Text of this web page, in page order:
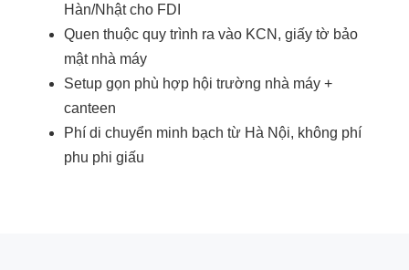
Hàn/Nhật cho FDI
Quen thuộc quy trình ra vào KCN, giấy tờ bảo
mật nhà máy
Setup gọn phù hợp hội trường nhà máy +
canteen
Phí di chuyển minh bạch từ Hà Nội, không phí
phu phi giấu